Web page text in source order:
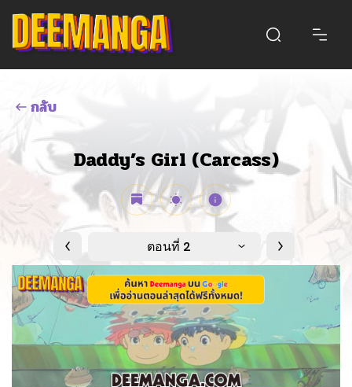
กลับ
Daddy’s Girl (Carcass)
ตอนที่ 2